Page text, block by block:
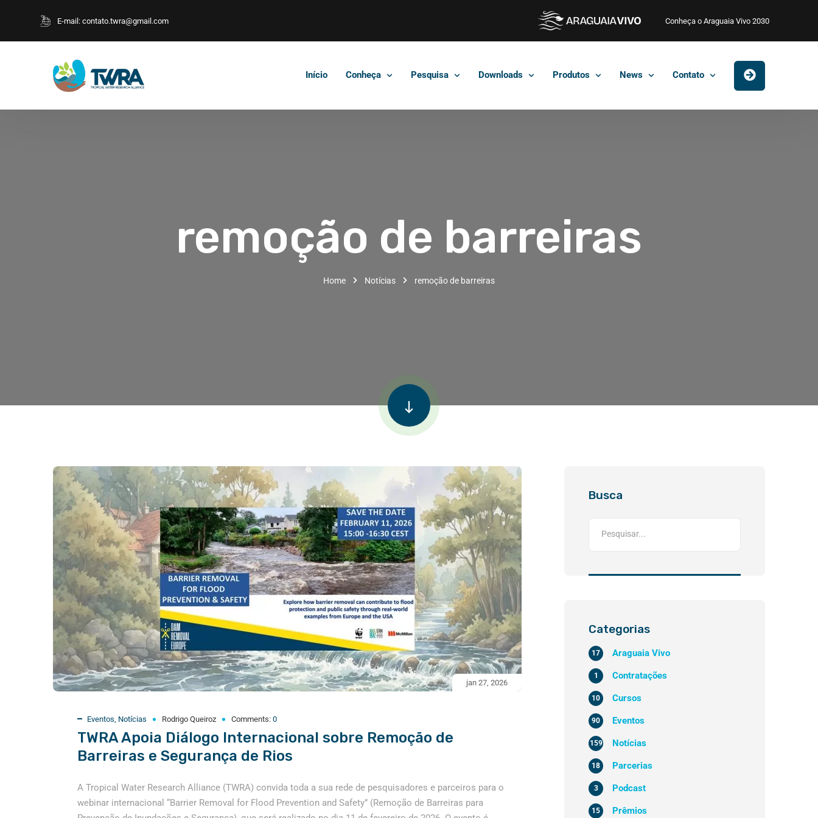
E-mail: contato.twra@gmail.com Conheça o Araguaia Vivo 2030
Início Conheça Pesquisa Downloads Produtos News Contato
remoção de barreiras
Home Notícias remoção de barreiras
jan 27, 2026
Eventos, Notícias Rodrigo Queiroz Comments: 0
TWRA Apoia Diálogo Internacional sobre Remoção de
Barreiras e Segurança de Rios
A Tropical Water Research Alliance (TWRA) convida toda a sua rede de pesquisadores e parceiros para o
webinar internacional “Barrier Removal for Flood Prevention and Safety” (Remoção de Barreiras para
Busca
Categorias
Araguaia Vivo
17
Contratações
1
Cursos
10
Eventos
90
Notícias
159
Parcerias
18
Podcast
3
Prêmios
15